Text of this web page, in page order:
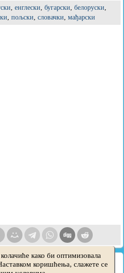
, енглески, бугарски, белоруски,
, пољски, словачки, мађарски
·Пуна верзија ·Мапа сајта·
·Власници Hyundai
како би оптимизовала
коришћења, слажете се